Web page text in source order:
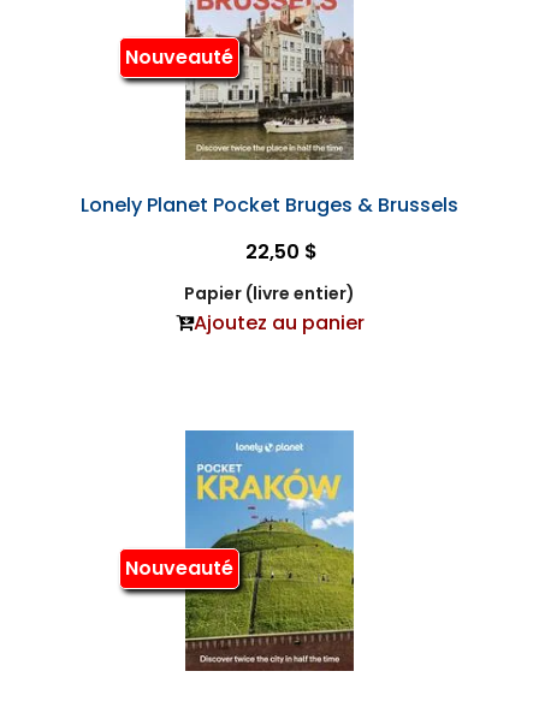
Nouveauté
Lonely Planet Pocket Bruges & Brussels
22,50 $
Papier (livre entier)
Ajoutez au panier
Nouveauté